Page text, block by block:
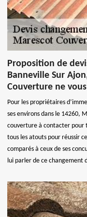
Proposition de
Banneville Sur
Couverture ne
Pour les propriétaires
ses environs dans le 14260,
couverture à contacter pour
tous les atouts pour réussir
comparés à ceux de ses
lui parler de ce changement